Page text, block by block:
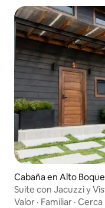
Cabaña en Alto
Suite con Jacuzzi y
Valor · Familiar · Cerca